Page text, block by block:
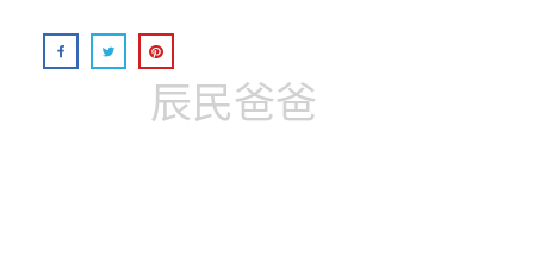
辰民爸爸